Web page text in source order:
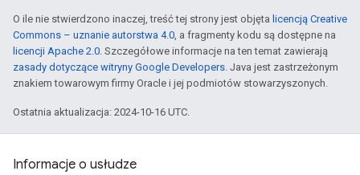
O ile nie stwierdzono inaczej, treść tej strony jest objęta licencją Creative
Commons – uznanie autorstwa 4.0, a fragmenty kodu są dostępne na
licencji Apache 2.0. Szczegółowe informacje na ten temat zawierają
zasady dotyczące witryny Google Developers. Java jest zastrzeżonym
znakiem towarowym firmy Oracle i jej podmiotów stowarzyszonych.
Ostatnia aktualizacja: 2024-10-16 UTC.
Informacje o usłudze